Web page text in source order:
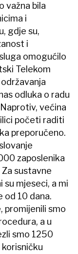
važna bila
i
gdje su,
i
omogućilo
Telekom
odluka o radu
većina
početi raditi
preporučeno.
zaposlenika
sustavne
mjeseci, a mi
od 10 dana.
promijenili smo
a u
smo 1250
korisničku